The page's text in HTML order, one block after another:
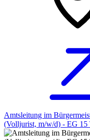
Amtsleitung im
(Volljurist, m/w/d) - EG